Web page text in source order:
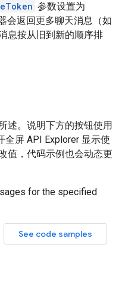
参数设置为
会返回更多聊天消息（如
息按从旧到新的顺序排